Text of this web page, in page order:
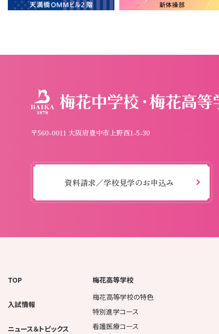
〒560-0011 大阪府豊中市上野西1-5-30
資料請求／学校見学のお申込み
TOP
入試情報
ニュース＆トピックス
梅花高等学校
梅花高等学校の特色
特別進学コース
看護医療コース